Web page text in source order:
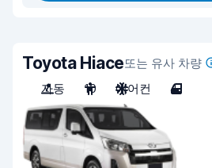
Toyota Hiace또는 유사 차량
자동
10 에어컨 4